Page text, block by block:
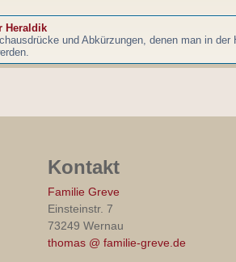
Heraldik
und Abkürzungen, denen man in der
Kontakt
Familie Greve
Einsteinstr. 7
73249 Wernau
thomas @ familie-greve.de